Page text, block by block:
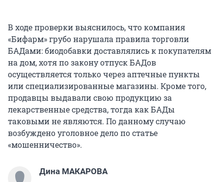
В ходе проверки выяснилось, что компания
«Бифарм» грубо нарушала правила торговли
БАДами: биодобавки доставлялись к покупателям
на дом, хотя по закону отпуск БАДов
осуществляется только через аптечные пункты
или специализированные магазины. Кроме того,
продавцы выдавали свою продукцию за
лекарственные средства, тогда как БАДы
таковыми не являются. По данному случаю
возбуждено уголовное дело по статье
«мошенничество».
Дина МАКАРОВА